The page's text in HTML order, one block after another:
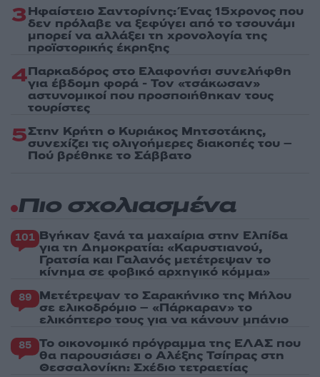
3Ηφαίστειο Σαντορίνης: Ένας 15χρονος που
δεν πρόλαβε να ξεφύγει από το τσουνάμι
μπορεί να αλλάξει τη χρονολογία της
προϊστορικής έκρηξης
4Παρκαδόρος στο Ελαφονήσι συνελήφθη
για έβδομη φορά - Τον «τσάκωσαν»
αστυνομικοί που προσποιήθηκαν τους
τουρίστες
5Στην Κρήτη ο Κυριάκος Μητσοτάκης,
συνεχίζει τις ολιγοήμερες διακοπές του –
Πού βρέθηκε το Σάββατο
Πιο σχολιασμένα
101 Βγήκαν ξανά τα μαχαίρια στην Ελπίδα
για τη Δημοκρατία: «Καρυστιανού,
Γρατσία και Γαλανός μετέτρεψαν το
κίνημα σε φοβικό αρχηγικό κόμμα»
89 Μετέτρεψαν το Σαρακήνικο της Μήλου
σε ελικοδρόμιο – «Πάρκαραν» το
ελικόπτερο τους για να κάνουν μπάνιο
85 Το οικονομικό πρόγραμμα της ΕΛΑΣ που
θα παρουσιάσει ο Αλέξης Τσίπρας στη
Θεσσαλονίκη: Σχέδιο τετραετίας